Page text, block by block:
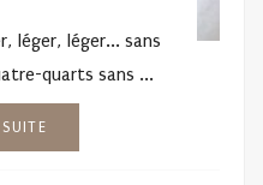
léger, léger... sans
quarts sans ...